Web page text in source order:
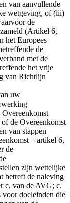
van aanvullende
wetgeving, of (iii)
de
(Artikel 6,
het Europees
de
met de
het vrije
van Richtlijn
uw
de Overeenkomst
van stappen
– artikel 6,
de
zijn wettelijke
betreft de naleving
c, van de AVG; c.
doeleinden die